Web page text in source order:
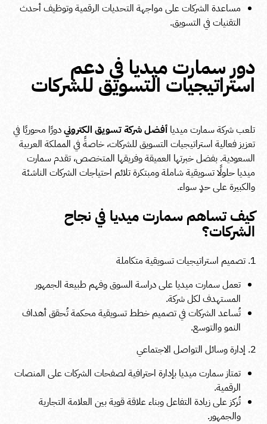
مساعدة الشركات على مواجهة التحديات الرقمية وتوظيف أحدث
التقنيات في التسويق.
دور سمارت ميديا في دعم
استراتيجيات التسويق للشركات
تلعب شركة سمارت ميديا أفضل شركة تسويق الكترونيدورًا محوريًا في
تعزيز فعالية استراتيجيات التسويق للشركات، خاصةً في المملكة العربية
السعودية. بفضل خبرتها العميقة وفريقها المتخصص، تقدم سمارت
ميديا حلولًا تسويقية شاملة ومبتكرة تلائم احتياجات الشركات الناشئة
والكبيرة على حدٍ سواء.
كيف تساهم سمارت ميديا في نجاح
الشركات؟
تصميم استراتيجيات تسويقية متكاملة
تعمل سمارت ميديا على دراسة السوق وفهم طبيعة الجمهور
المستهدف لكل شركة.
تُساعد الشركات في تصميم خطط تسويقية محكمة تُحقق أهداف
النمو والتوسع.
إدارة وسائل التواصل الاجتماعي
تمتاز سمارت ميديا بإدارة احترافية لصفحات الشركات على المنصات
الرقمية.
تُركز على زيادة التفاعل وبناء علاقة قوية بين العلامة التجارية
والجمهور.